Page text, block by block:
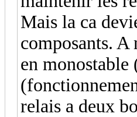
Mais la ca
composants.
en
relais a deux